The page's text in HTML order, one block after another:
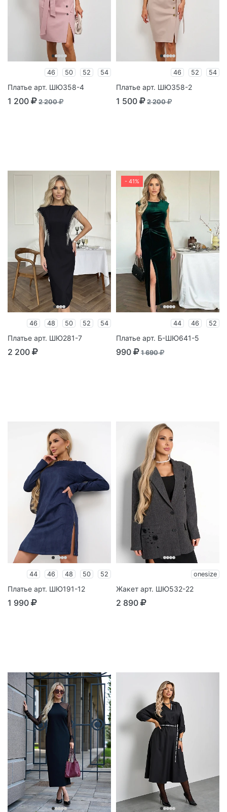
46 50 52 54
Платье арт. ШЮ358-4
1 200 2 200
46 52 54
Платье арт. ШЮ358-2
1 500 2 200
46 48 50 52 54
Платье арт. ШЮ281-7
2 200
- 41%
44 46 52
Платье арт. Б-ШЮ641-5
990 1 690
44 46 48 50 52
Платье арт. ШЮ191-12
1 990
onesize
Жакет арт. ШЮ532-22
2 890